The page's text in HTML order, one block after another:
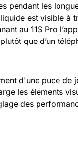
pendant les
est visible à
au 11S Pro
que d’un
d'une puce de
les éléments
des